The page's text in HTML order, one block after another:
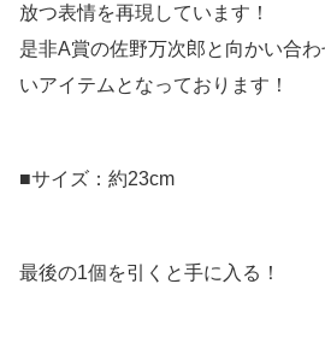
放つ表情を再現しています！
是非A賞の佐野万次郎と向かい合
いアイテムとなっております！
■サイズ：約23cm
最後の1個を引くと手に入る！